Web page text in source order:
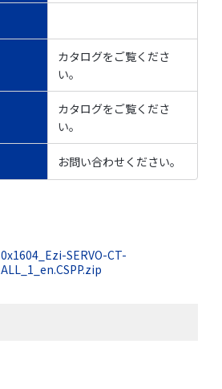
カタログをご覧くださ
い。
カタログをご覧くださ
い。
お問い合わせください。
0x1604_Ezi-SERVO-CT-
ALL_1_en.CSPP.zip